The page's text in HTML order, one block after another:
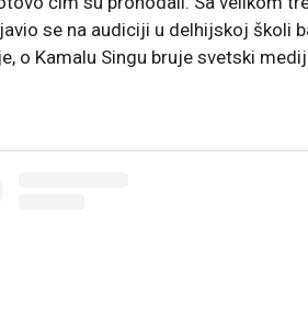
se na audiciji u delhijskoj školi
o Kamalu Singu bruje svetski